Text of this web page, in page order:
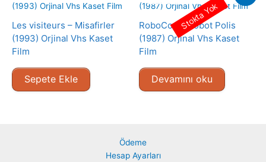
Les visiteurs – Misafirler
(1993) Orjinal Vhs Kaset
Film
Sepete Ekle
RoboCop – Robot Polis
(1987) Orjinal Vhs Kaset
Film
Devamını oku
Stokta Yok
Ödeme
Hesap Ayarları